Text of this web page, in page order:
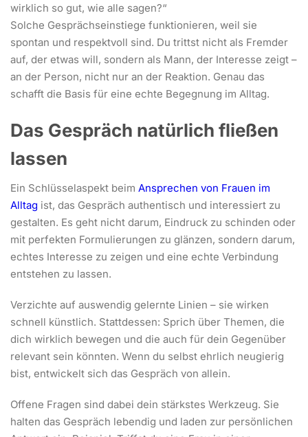
wirklich so gut, wie alle sagen?“
Solche Gesprächseinstiege funktionieren, weil sie
spontan und respektvoll sind. Du trittst nicht als Fremder
auf, der etwas will, sondern als Mann, der Interesse zeigt –
an der Person, nicht nur an der Reaktion. Genau das
schafft die Basis für eine echte Begegnung im Alltag.
Das Gespräch natürlich fließen
lassen
Ein Schlüsselaspekt beim Ansprechen von Frauen im
Alltag ist, das Gespräch authentisch und interessiert zu
gestalten. Es geht nicht darum, Eindruck zu schinden oder
mit perfekten Formulierungen zu glänzen, sondern darum,
echtes Interesse zu zeigen und eine echte Verbindung
entstehen zu lassen.
Verzichte auf auswendig gelernte Linien – sie wirken
schnell künstlich. Stattdessen: Sprich über Themen, die
dich wirklich bewegen und die auch für dein Gegenüber
relevant sein könnten. Wenn du selbst ehrlich neugierig
bist, entwickelt sich das Gespräch von allein.
Offene Fragen sind dabei dein stärkstes Werkzeug. Sie
halten das Gespräch lebendig und laden zur persönlichen